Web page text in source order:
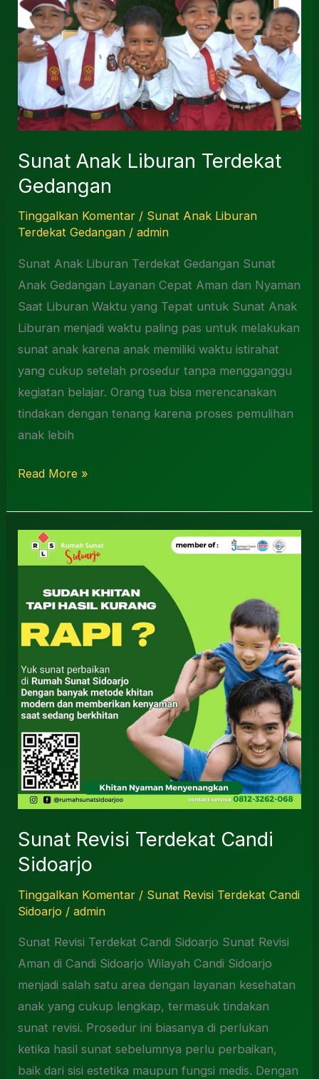
Sunat Anak Liburan Terdekat
Gedangan
Tinggalkan Komentar / Sunat Anak Liburan
Terdekat Gedangan /admin
Sunat Anak Liburan Terdekat Gedangan Sunat
Anak Gedangan Layanan Cepat Aman dan Nyaman
Saat Liburan Waktu yang Tepat untuk Sunat Anak
Liburan menjadi waktu paling pas untuk melakukan
sunat anak karena anak memiliki waktu istirahat
yang cukup setelah prosedur tanpa mengganggu
kegiatan belajar. Orang tua bisa merencanakan
tindakan dengan tenang karena proses pemulihan
anak lebih
Read More »
Sunat Revisi Terdekat Candi
Sidoarjo
Tinggalkan Komentar / Sunat Revisi Terdekat Candi
Sidoarjo /admin
Sunat Revisi Terdekat Candi Sidoarjo Sunat Revisi
Aman di Candi Sidoarjo Wilayah Candi Sidoarjo
menjadi salah satu area dengan layanan kesehatan
anak yang cukup lengkap, termasuk tindakan
sunat revisi. Prosedur ini biasanya di perlukan
ketika hasil sunat sebelumnya perlu perbaikan,
baik dari sisi estetika maupun fungsi medis. Dengan
Sunat
Revisi
Candi
Sidoarjo